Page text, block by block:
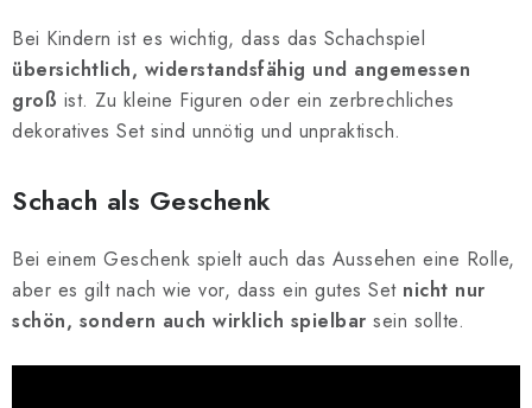
Bei Kindern ist es wichtig, dass das Schachspiel
übersichtlich, widerstandsfähig und angemessen
groß ist. Zu kleine Figuren oder ein zerbrechliches
dekoratives Set sind unnötig und unpraktisch.
Schach als Geschenk
Bei einem Geschenk spielt auch das Aussehen eine Rolle,
aber es gilt nach wie vor, dass ein gutes Set nicht nur
schön, sondern auch wirklich spielbar sein sollte.